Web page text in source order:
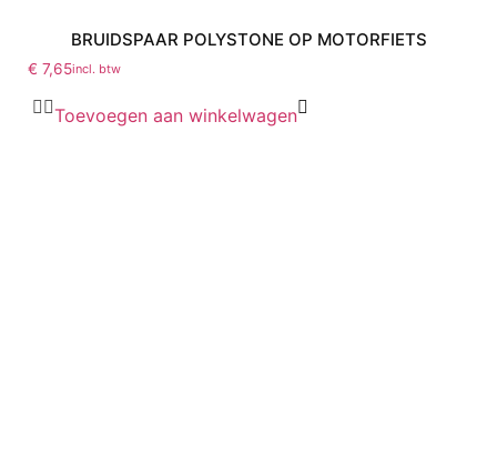
BRUIDSPAAR POLYSTONE OP MOTORFIETS
€ 7,65incl. btw
Toevoegen aan winkelwagen